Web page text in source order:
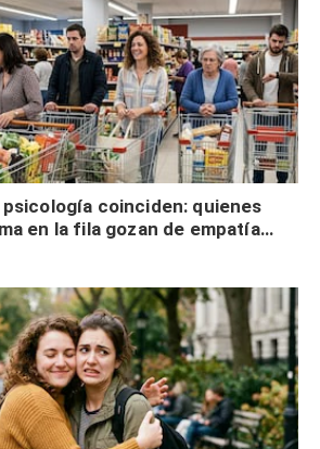
coinciden: quienes
en la fila gozan de empatía
y no solo tienen autocontrol